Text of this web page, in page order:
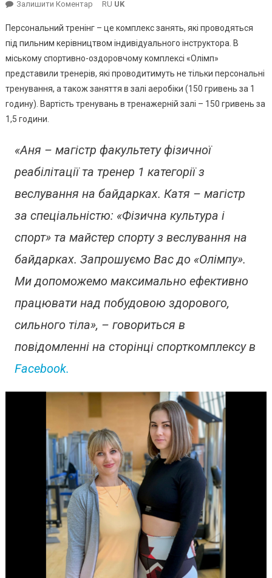
Залишити КоментарOn
Южному
Спорткомплекс
«Олімп»
Представив
Тренерів
Та
Аеробіку
RU UK
Персональний тренінг – це комплекс занять, які проводяться
під пильним керівництвом індивідуального інструктора. В
міському спортивно-оздоровчому комплексі «Олімп»
представили тренерів, які проводитимуть не тільки персональні
тренування, а також заняття в залі аеробіки (150 гривень за 1
годину). Вартість тренувань в тренажерній залі – 150 гривень за
1,5 години.
«Аня – магістр факультету фізичної
реабілітації та тренер 1 категорії з
веслування на байдарках. Катя – магістр
за спеціальністю: «Фізична культура і
спорт» та майстер спорту з веслування на
байдарках. Запрошуємо Вас до «Олімпу».
Ми допоможемо максимально ефективно
працювати над побудовою здорового,
сильного тіла», – говориться в
повідомленні на сторінці спорткомплексу в
Facebook.